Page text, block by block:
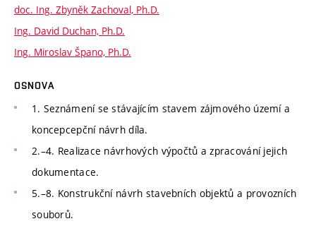
doc. Ing. Zbyněk Zachoval, Ph.D.
Ing. David Duchan, Ph.D.
Ing. Miroslav Špano, Ph.D.
OSNOVA
1. Seznámení se stávajícím stavem zájmového území a
koncepcepční návrh díla.
2.–4. Realizace návrhových výpočtů a zpracování jejich
dokumentace.
5.–8. Konstrukční návrh stavebních objektů a provozních
souborů.